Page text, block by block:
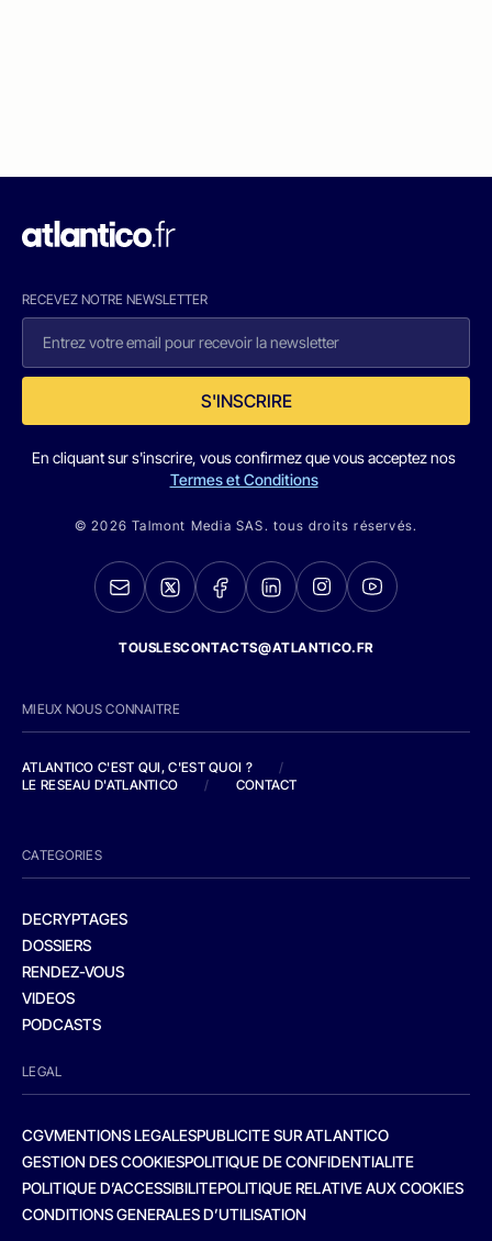
RECEVEZ NOTRE NEWSLETTER
S'INSCRIRE
En cliquant sur s'inscrire, vous confirmez que vous acceptez nos
Termes et Conditions
© 2026 Talmont Media SAS. tous droits réservés.
TOUSLESCONTACTS@ATLANTICO.FR
MIEUX NOUS CONNAITRE
ATLANTICO C'EST QUI, C'EST QUOI ?
/
LE RESEAU D'ATLANTICO
/ CONTACT
CATEGORIES
DECRYPTAGES
DOSSIERS
RENDEZ-VOUS
VIDEOS
PODCASTS
LEGAL
CGVMENTIONS LEGALESPUBLICITE SUR ATLANTICO
GESTION DES COOKIESPOLITIQUE DE CONFIDENTIALITE
POLITIQUE D’ACCESSIBILITEPOLITIQUE RELATIVE AUX COOKIES
CONDITIONS GENERALES D’UTILISATION